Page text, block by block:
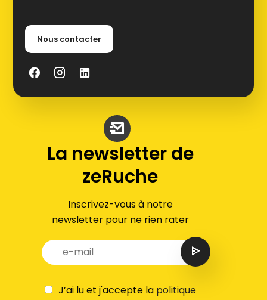
Nous contacter
La newsletter de
zeRuche
Inscrivez-vous à notre
newsletter pour ne rien rater
J’ai lu et j'accepte la politique